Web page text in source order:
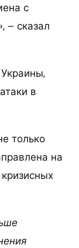
с
– сказал
в
только
на